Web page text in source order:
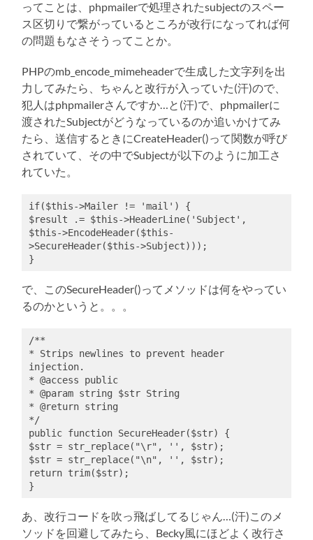
ってことは、phpmailerで処理されたsubjectのスペー
ス区切りで繋がっているところが改行になってれば何
の問題もなさそうってことか。
PHPのmb_encode_mimeheaderで生成した文字列を出
力してみたら、ちゃんと改行が入っていた(汗)ので、
犯人はphpmailerさんですか…と(汗)で、phpmailerに
渡されたSubjectがどうなっているのか追いかけてみ
たら、送信するときにCreateHeader()って関数が呼び
されていて、その中でSubjectが以下のように加工さ
れていた。
if($this->Mailer != 'mail') {
$result .= $this->HeaderLine('Subject',
$this->EncodeHeader($this-
>SecureHeader($this->Subject)));
で、このSecureHeader()ってメソッドは何をやってい
るのかというと。。。
/**
* Strips newlines to prevent header
injection.
* @access public
* @param string $str String
* @return string
*/
public function SecureHeader($str) {
$str = str_replace("\r", '', $str);
$str = str_replace("\n", '', $str);
return trim($str);
あ、改行コードを吹っ飛ばしてるじゃん…(汗)このメ
ソッドを回避してみたら、Becky風にほどよく改行さ